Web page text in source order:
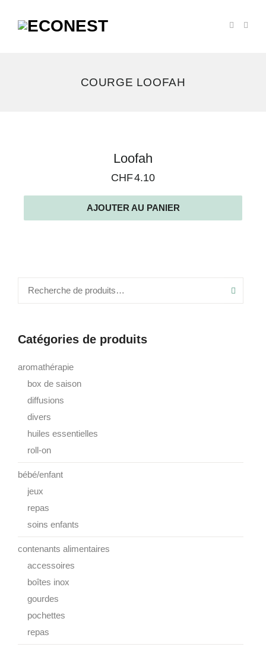
COURGE LOOFAH
résultat
Loofah
CHF4.10
AJOUTER AU PANIER
Catégories de produits
aromathérapie
box de saison
diffusions
divers
huiles essentielles
roll-on
bébé/enfant
jeux
repas
soins enfants
contenants alimentaires
accessoires
boîtes inox
gourdes
pochettes
repas